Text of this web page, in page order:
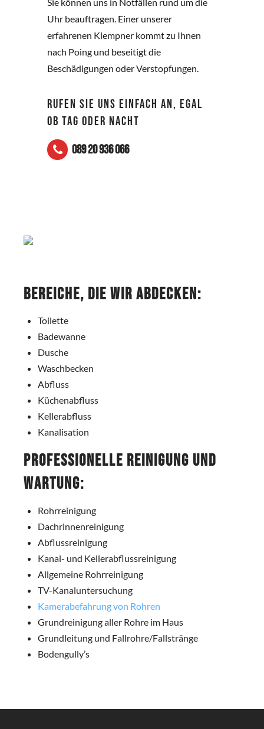
Uhr beauftragen. Einer unserer
erfahrenen Klempner kommt zu Ihnen
nach Poing und beseitigt die
Beschädigungen oder Verstopfungen.
RUFEN SIE UNS EINFACH AN, EGAL
OB TAG ODER NACHT
089 20 936 066
Bereiche, die wir abdecken:
Toilette
Badewanne
Dusche
Waschbecken
Abfluss
Küchenabfluss
Kellerabfluss
Kanalisation
Professionelle Reinigung und
Wartung:
Rohrreinigung
Dachrinnenreinigung
Abflussreinigung
Kanal- und Kellerabflussreinigung
Allgemeine Rohrreinigung
TV-Kanaluntersuchung
Kamerabefahrung von Rohren
Grundreinigung aller Rohre im Haus
Grundleitung und Fallrohre/Fallstränge
Bodengully’s